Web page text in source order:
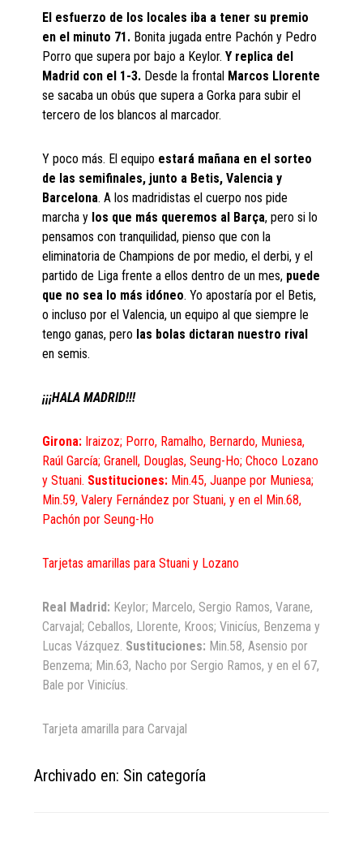
El esfuerzo de los locales iba a tener su premio
en el minuto 71. Bonita jugada entre Pachón y Pedro
Porro que supera por bajo a Keylor.Y replica del
Madrid con el 1-3. Desde la frontal Marcos Llorente
se sacaba un obús que supera a Gorka para subir el
tercero de los blancos al marcador.
Y poco más. El equipo estará mañana en el sorteo
de las semifinales, junto a Betis, Valencia y
Barcelona. A los madridistas el cuerpo nos pide
marcha y los que más queremos al Barça, pero si lo
pensamos con tranquilidad, pienso que con la
eliminatoria de Champions de por medio, el derbi, y el
partido de Liga frente a ellos dentro de un mes, puede
que no sea lo más idóneo. Yo apostaría por el Betis,
o incluso por el Valencia, un equipo al que siempre le
tengo ganas, pero las bolas dictaran nuestro rival
en semis.
¡¡¡HALA MADRID!!!
Girona: Iraizoz; Porro, Ramalho, Bernardo, Muniesa,
Raúl García; Granell, Douglas, Seung-Ho; Choco Lozano
y Stuani. Sustituciones: Min.45, Juanpe por Muniesa;
Min.59, Valery Fernández por Stuani, y en el Min.68,
Pachón por Seung-Ho
Tarjetas amarillas para Stuani y Lozano
Real Madrid: Keylor; Marcelo, Sergio Ramos, Varane,
Carvajal; Ceballos, Llorente, Kroos; Vinicíus, Benzema y
Lucas Vázquez. Sustituciones: Min.58, Asensio por
Benzema; Min.63, Nacho por Sergio Ramos, y en el 67,
Bale por Vinicíus.
Tarjeta amarilla para Carvajal
Archivado en: Sin categoría